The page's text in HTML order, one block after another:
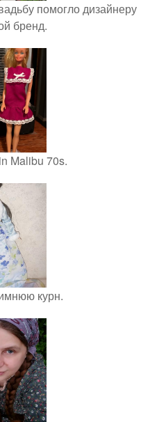
помогло дизайнеру
бренд.
Malibu 70s.
курн.